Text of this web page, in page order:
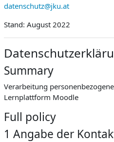
datenschutz@jku.at
Stand: August 2022
Summary
Verarbeitung
Lernplattform Moodle
Full policy
1 Angabe der